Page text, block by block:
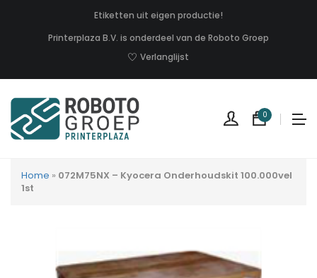
Etiketten uit eigen productie!
Printerplaza B.V. is onderdeel van de Roboto Groep
Verlanglijst
0
Home » 072M75NX – Kyocera Onderhoudskit 100.000vel
1st